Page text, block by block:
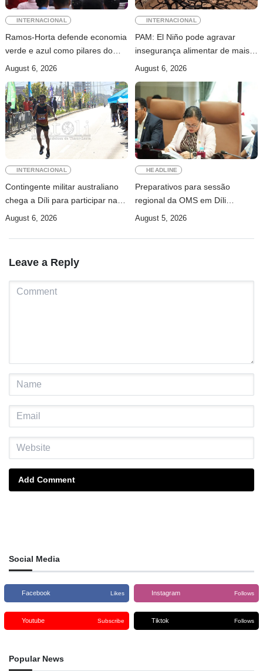
INTERNACIONAL
Ramos-Horta defende economia
verde e azul como pilares do
desenvolvimento sustentável de
August 6, 2026
INTERNACIONAL
PAM: El Niño pode agravar
insegurança alimentar de mais
49 milhões de pessoas até 2027
August 6, 2026
INTERNACIONAL
Contingente militar australiano
chega a Díli para participar na
Maratona Internacional de 2026
August 6, 2026
HEADLINE
Preparativos para sessão
regional da OMS em Díli
apresentados ao Conselho de
August 5, 2026
Leave a Reply
Add Comment
Social Media
Facebook Likes Instagram Follows
Youtube Subscribe Tiktok Follows
Popular News